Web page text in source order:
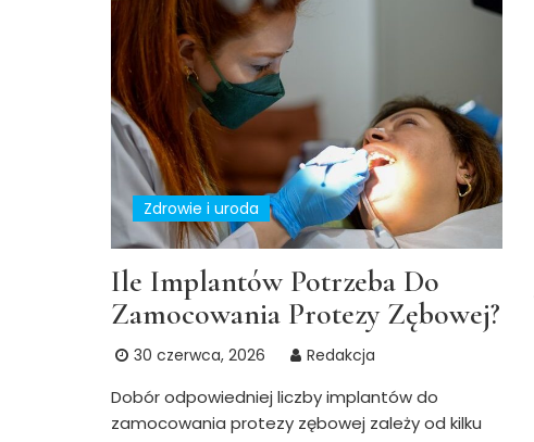
Zdrowie i uroda
Ile Implantów Potrzeba Do
Zamocowania Protezy Zębowej?
30 czerwca, 2026 Redakcja
Dobór odpowiedniej liczby implantów do
zamocowania protezy zębowej zależy od kilku